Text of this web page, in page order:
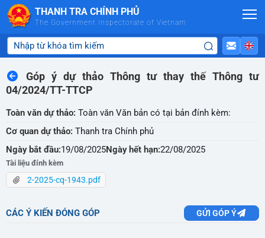
Skip to Main Content
THANH TRA CHÍNH PHỦ
The Government Inspectorate of Vietnam
Góp ý dự thảo Thông tư thay thế Thông tư
04/2024/TT-TTCP
Toàn văn dự thảo: Toàn văn Văn bản có tại bản đính kèm:
Cơ quan dự thảo: Thanh tra Chính phủ
Ngày bắt đầu:19/08/2025Ngày hết hạn:22/08/2025
Tài liệu đính kèm
2-2025-cq-1943.pdf
CÁC Ý KIẾN ĐÓNG GÓP GỬI GÓP Ý